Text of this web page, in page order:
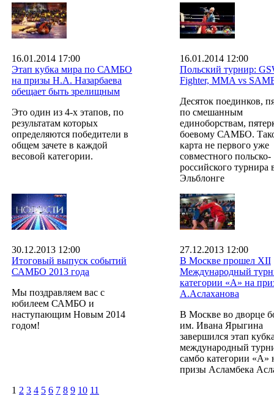
16.01.2014 17:00
Этап кубка мира по САМБО
на призы Н.А. Назарбаева
обещает быть зрелищным
Это один из 4-х этапов, по
результатам которых
определяются победители в
общем зачете в каждой
весовой категории.
16.01.2014 12:00
Польский турнир:
Fighter, MMA vs
Десяток поединков,
по смешанным
единоборствам,
боевому САМБО.
карта не первого уже
совместного польско-
российского турнира
Эльблонге
30.12.2013 12:00
Итоговый выпуск событий
САМБО 2013 года
Мы поздравляем вас с
юбилеем САМБО и
наступающим Новым 2014
годом!
27.12.2013 12:00
В Москве прошел XII
Международный
категории «А» на
А.Аслаханова
В Москве во дворце
им. Ивана Ярыгина
завершился этап
международный
самбо категории «А»
призы Асламбека
1 2 3 4 5 6 7 8 9 10 11